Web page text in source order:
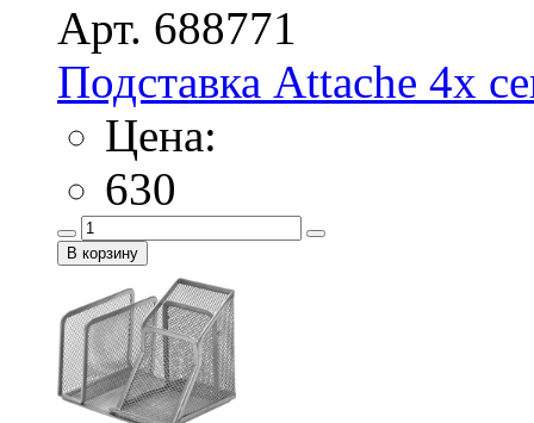
Арт. 688771
Подставка Attache 4х
Цена:
630